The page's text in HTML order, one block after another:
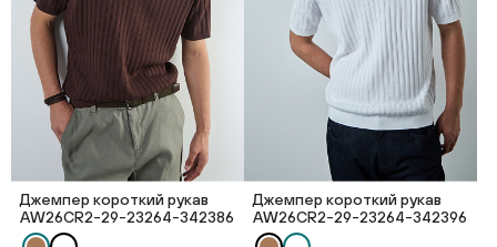
Джемпер короткий рукав
AW26CR2-29-23264-342386
Джемпер короткий рукав
AW26CR2-29-23264-342396